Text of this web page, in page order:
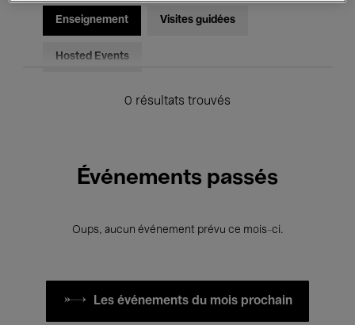
Enseignement Visites guidées
Hosted Events
0 résultats trouvés
Événements passés
Oups, aucun événement prévu ce mois-ci.
Les événements du mois prochain